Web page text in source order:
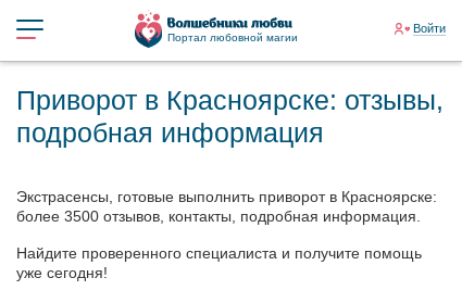
Портал любовной магии
Войти
Приворот в Красноярске: отзывы,
подробная информация
Экстрасенсы, готовые выполнить приворот в Красноярске:
более 3500 отзывов, контакты, подробная информация.
Найдите проверенного специалиста и получите помощь
уже сегодня!